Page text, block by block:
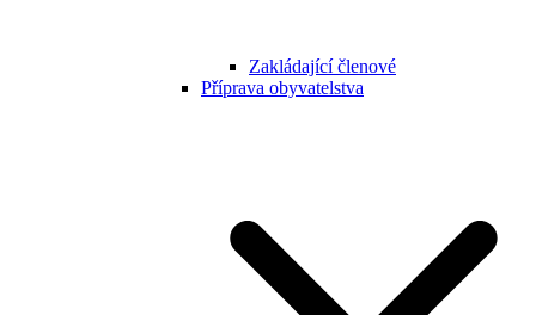
Zakládající členové
Příprava obyvatelstva